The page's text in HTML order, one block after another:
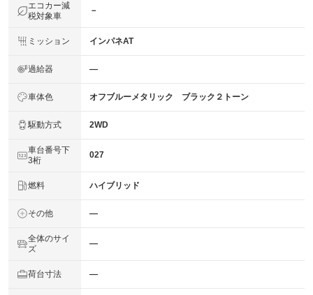
エコカー減
税対象車
－
ミッション インパネAT
過給器 ―
車体色 オフブルーメタリック ブラック２トーン
駆動方式 2WD
車台番号下
3桁
027
燃料 ハイブリッド
その他 ―
全体のサイ
ズ
―
荷台寸法 ―